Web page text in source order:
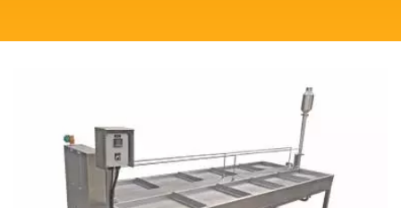
এবং সোয়ামিল্ক তৈরির যন্ত্রপাতির